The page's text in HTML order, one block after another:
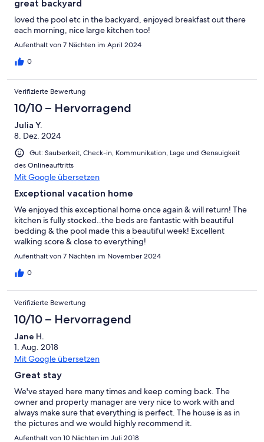
great backyard
loved the pool etc in the backyard, enjoyed breakfast out there
each morning, nice large kitchen too!
Aufenthalt von 7 Nächten im April 2024
0
Verifizierte Bewertung
10/10 – Hervorragend
Julia Y.
8. Dez. 2024
Gut: Sauberkeit, Check-in, Kommunikation, Lage und Genauigkeit
des Onlineauftritts
Mit Google übersetzen
Exceptional vacation home
We enjoyed this exceptional home once again & will return! The
kitchen is fully stocked..the beds are fantastic with beautiful
bedding & the pool made this a beautiful week! Excellent
walking score & close to everything!
Aufenthalt von 7 Nächten im November 2024
0
Verifizierte Bewertung
10/10 – Hervorragend
Jane H.
1. Aug. 2018
Mit Google übersetzen
Great stay
We've stayed here many times and keep coming back. The
owner and property manager are very nice to work with and
always make sure that everything is perfect. The house is as in
the pictures and we would highly recommend it.
Aufenthalt von 10 Nächten im Juli 2018